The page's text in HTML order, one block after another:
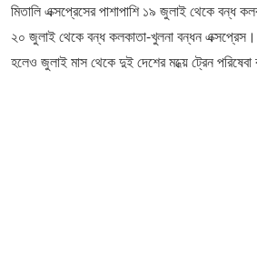
মিতালি এক্সপ্রেসের পাশাপাশি ১৯ জুলাই থেকে বন্ধ
২০ জুলাই থেকে বন্ধ কলকাতা-খুলনা বন্ধন এক্সপ্রেস।
হলেও জুলাই মাস থেকে দুই দেশের মধ্য়ে ট্রেন